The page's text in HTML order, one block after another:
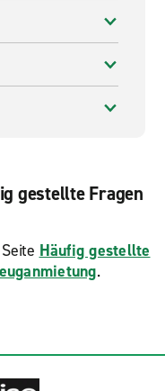
gestellte Fragen
Häufig gestellte
.